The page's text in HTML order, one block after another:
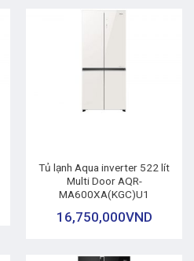
Tủ lạnh Aqua inverter 522 lít
Multi Door AQR-
MA600XA(KGC)U1
16,750,000VND